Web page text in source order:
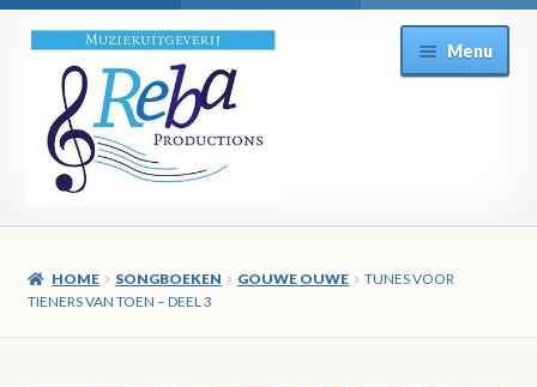
Ga
door
naar
navigatie
Ga
direct
naar
de
inhoud
Menu
HOME SONGBOEKEN GOUWE OUWE
TUNES VOOR
TIENERS VAN TOEN – DEEL 3